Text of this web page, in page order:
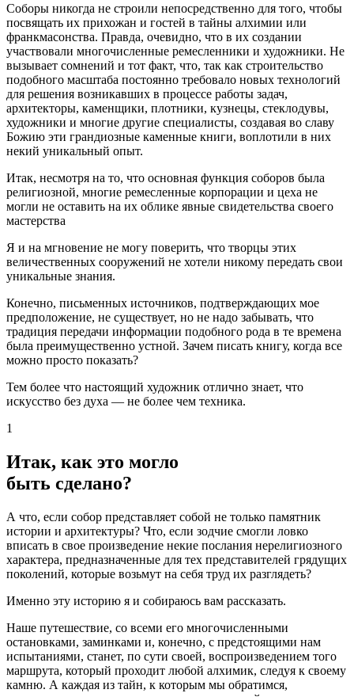
Соборы никогда не строили непосредственно для того, чтобы
посвящать их прихожан и гостей в тайны алхимии или
франкмасонства. Правда, очевидно, что в их создании
участвовали многочисленные ремесленники и художники. Не
вызывает сомнений и тот факт, что, так как строительство
подобного масштаба постоянно требовало новых технологий
для решения возникавших в процессе работы задач,
архитекторы, каменщики, плотники, кузнецы, стеклодувы,
художники и многие другие специалисты, создавая во славу
Божию эти грандиозные каменные книги, воплотили в них
некий уникальный опыт.
Итак, несмотря на то, что основная функция соборов была
религиозной, многие ремесленные корпорации и цеха не
могли не оставить на их облике явные свидетельства своего
мастерства
Я и на мгновение не могу поверить, что творцы этих
величественных сооружений не хотели никому передать свои
уникальные знания.
Конечно, письменных источников, подтверждающих мое
предположение, не существует, но не надо забывать, что
традиция передачи информации подобного рода в те времена
была преимущественно устной. Зачем писать книгу, когда все
можно просто показать?
Тем более что настоящий художник отлично знает, что
искусство без духа — не более чем техника.
1
Итак, как это могло
быть сделано?
А что, если собор представляет собой не только памятник
истории и архитектуры? Что, если зодчие смогли ловко
вписать в свое произведение некие послания нерелигиозного
характера, предназначенные для тех представителей грядущих
поколений, которые возьмут на себя труд их разглядеть?
Именно эту историю я и собираюсь вам рассказать.
Наше путешествие, со всеми его многочисленными
остановками, заминками и, конечно, с предстоящими нам
испытаниями, станет, по сути своей, воспроизведением того
маршрута, который проходит любой алхимик, следуя к своему
камню. А каждая из тайн, к которым мы обратимся,